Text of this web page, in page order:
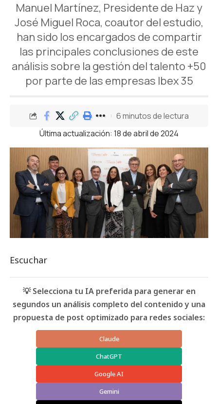
Manuel Martínez, Presidente de Haz y
José Miguel Roca, coautor del estudio,
han sido los encargados de compartir
las principales conclusiones de este
análisis sobre la gestión del talento +50
por parte de las empresas Ibex 35
Última actualización: 18 de abril de 2024
6 minutos de lectura
Escuchar
💡 Selecciona tu IA preferida para generar en
segundos un análisis completo del contenido y una
propuesta de post optimizado para redes sociales:
Claude
ChatGPT
Google AI
Gemini